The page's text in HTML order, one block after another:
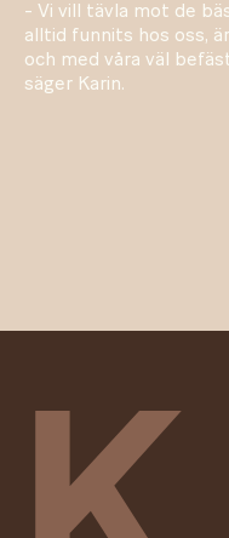
- Vi vill tävla mot de
alltid funnits hos oss,
och med våra väl
säger Karin.